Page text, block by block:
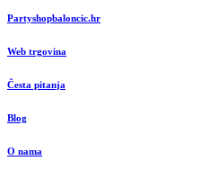
Partyshopbaloncic.hr
Web trgovina
Česta pitanja
Blog
O nama